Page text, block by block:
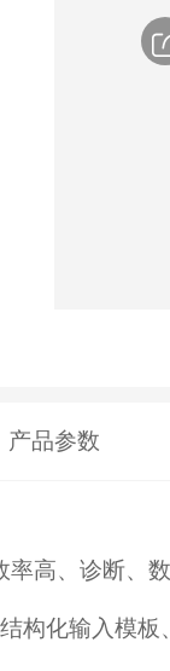
产品参数
率高、诊断、数
构化输入模板、